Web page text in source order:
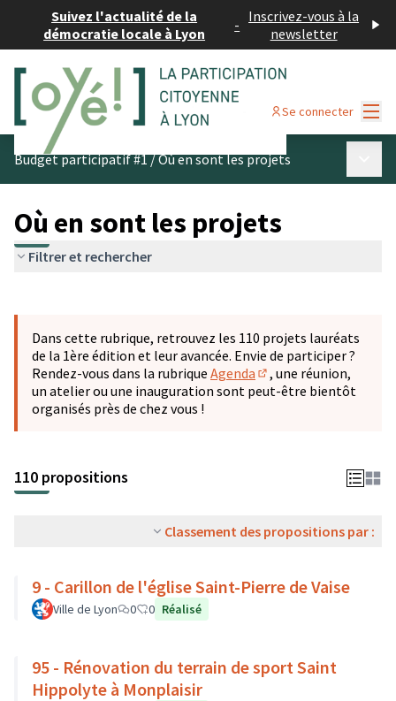
Suivez l'actualité de la
démocratie locale à Lyon
- Inscrivez-vous à la
newsletter
Se connecter
Budget participatif #1/Où en sont les projets
Où en sont les projets
Filtrer et rechercher
−
Dans cette rubrique, retrouvez les 110 projets lauréats
de la 1ère édition et leur avancée. Envie de participer ?
Rendez-vous dans la rubrique Agenda
(S'ouvre dans un
, une réunion,
un atelier ou une inauguration sont peut-être bientôt
organisés près de chez vous !
110 propositions
Classement des propositions par :
9 - Carillon de l'église Saint-Pierre de Vaise
Ville de Lyon 0 0 Réalisé
95 - Rénovation du terrain de sport Saint
Hippolyte à Monplaisir